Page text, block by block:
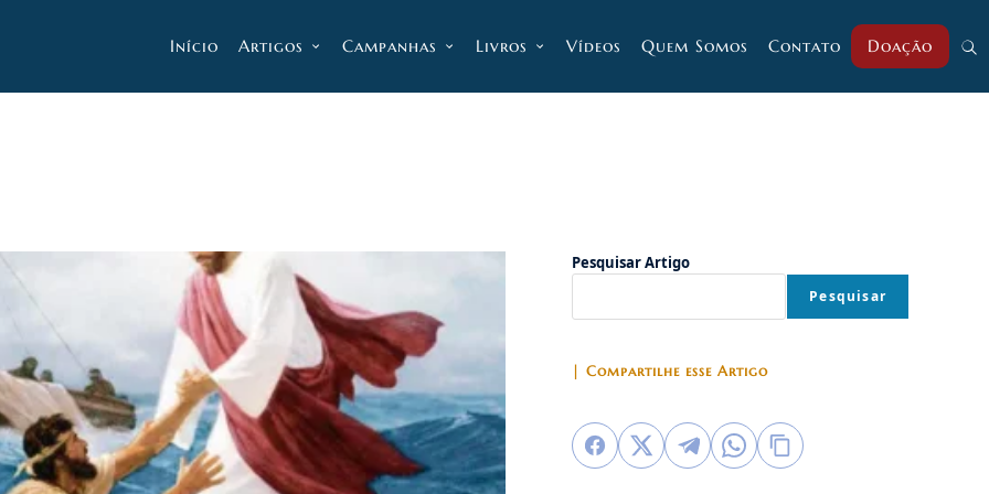
Início Artigos Campanhas Livros Vídeos Quem Somos Contato Doação
Pesquisar Artigo
Pesquisar
| Compartilhe esse Artigo